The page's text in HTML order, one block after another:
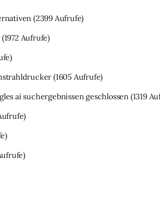
(2399 Aufrufe)
(1972 Aufrufe)
(1605 Aufrufe)
ai suchergebnissen geschlossen(1319